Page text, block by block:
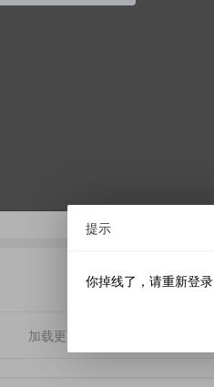
加载更多
提示
你掉线了，请重新登录